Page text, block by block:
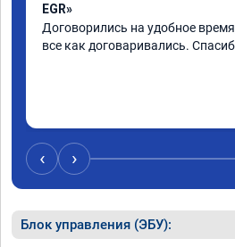
EGR»
Договорились на удобное
все как договаривались.
‹ ›
Блок управления (ЭБУ):